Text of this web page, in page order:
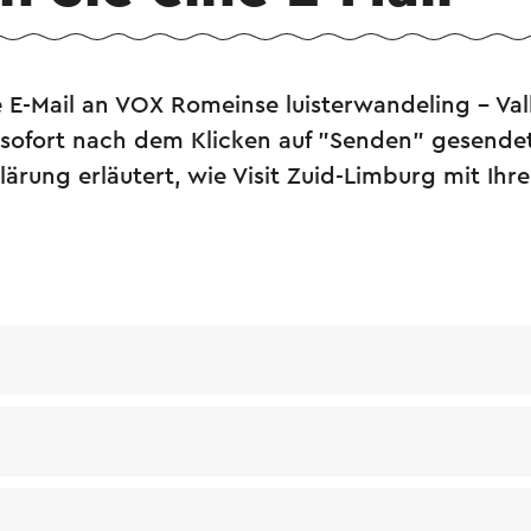
E-Mail an VOX Romeinse luisterwandeling -
nach dem Klicken auf "Senden"
erläutert, wie Visit Zuid-Limburg mit